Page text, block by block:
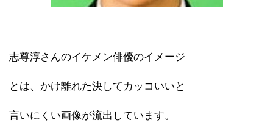
志尊淳さんのイケメン俳優のイメージ
とは、かけ離れた決してカッコいいと
言いにくい画像が流出しています。